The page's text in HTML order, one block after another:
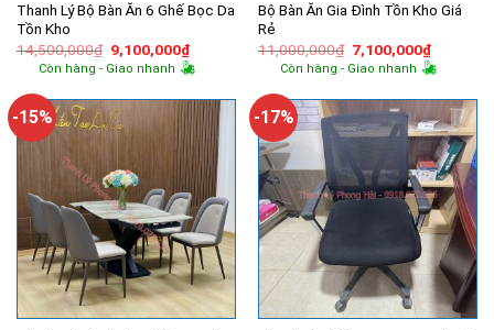
Thanh Lý Bộ Bàn Ăn 6 Ghế Bọc Da
Tồn Kho
14,500,000₫ Giá
gốc
là:
9,100,000₫Giá
hiện
tại
9,100,000₫.
Còn hàng - Giao nhanh
Bộ Bàn Ăn Gia Đình Tồn Kho Giá
Rẻ
11,000,000₫ Giá
gốc
là:
7,100,000₫Giá
hiện
tại
Còn hàng - Giao nhanh
-15% -17%